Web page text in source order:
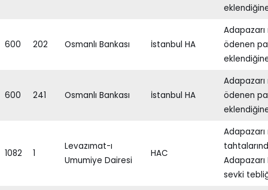
600 202 Osmanlı Bankası İstanbul HA
ödenen
600 241 Osmanlı Bankası İstanbul HA
ödenen
1082 1
Levazımat-ı
Umumiye Dairesi
HAC
sevki